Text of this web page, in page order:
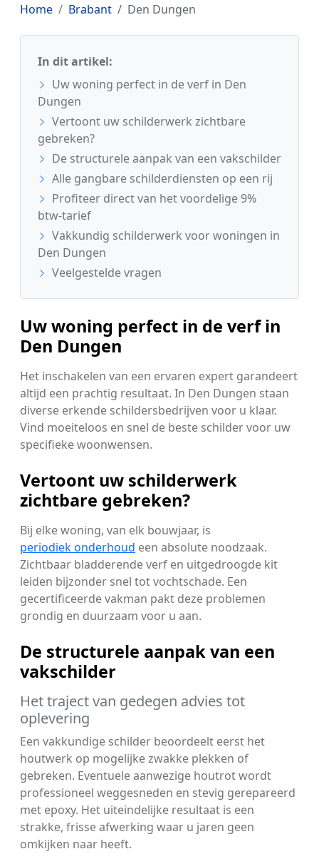
Home Brabant Den Dungen
In dit artikel:
Uw woning perfect in de verf in Den
Dungen
Vertoont uw schilderwerk zichtbare
gebreken?
De structurele aanpak van een vakschilder
Alle gangbare schilderdiensten op een rij
Profiteer direct van het voordelige 9%
btw-tarief
Vakkundig schilderwerk voor woningen in
Den Dungen
Veelgestelde vragen
Uw woning perfect in de verf in
Den Dungen
Het inschakelen van een ervaren expert garandeert
altijd een prachtig resultaat. In Den Dungen staan
diverse erkende schildersbedrijven voor u klaar.
Vind moeiteloos en snel de beste schilder voor uw
specifieke woonwensen.
Vertoont uw schilderwerk
zichtbare gebreken?
Bij elke woning, van elk bouwjaar, is
periodiek onderhoud een absolute noodzaak.
Zichtbaar bladderende verf en uitgedroogde kit
leiden bijzonder snel tot vochtschade. Een
gecertificeerde vakman pakt deze problemen
grondig en duurzaam voor u aan.
De structurele aanpak van een
vakschilder
Het traject van gedegen advies tot
oplevering
Een vakkundige schilder beoordeelt eerst het
houtwerk op mogelijke zwakke plekken of
gebreken. Eventuele aanwezige houtrot wordt
professioneel weggesneden en stevig gerepareerd
met epoxy. Het uiteindelijke resultaat is een
strakke, frisse afwerking waar u jaren geen
omkijken naar heeft.